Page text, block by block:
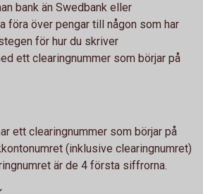
bank än Swedbank eller
föra över pengar till någon som har
för hur du skriver
ett clearingnummer som börjar på
ett clearingnummer som börjar på
(inklusive clearingnumret)
är de 4 första siffrorna.